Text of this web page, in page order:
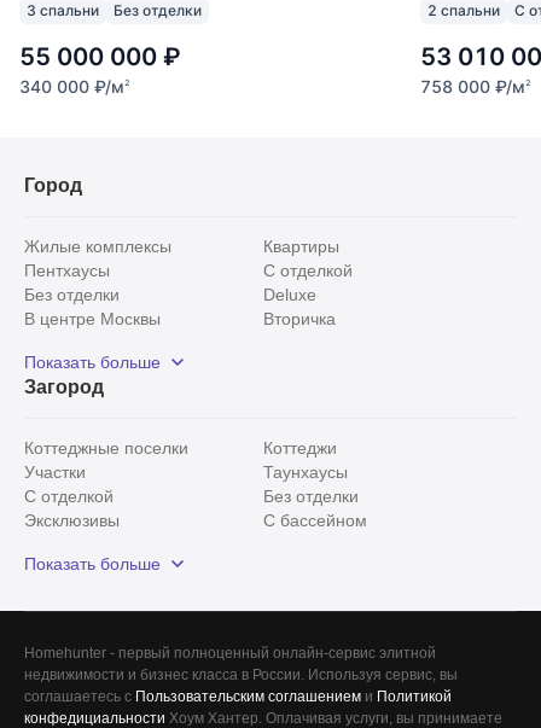
3 спальни Без отделки
55 000 000 ₽
340 000 ₽/м2
2 спальни С
53 010
758 000 ₽/м2
Город
Жилые комплексы
Квартиры
Пентхаусы
С отделкой
Без отделки
Deluxe
В центре Москвы
Вторичка
Рядом с парком
С панорамными окнами
Показать больше
Загород
Коттеджные поселки
Коттеджи
Участки
Таунхаусы
С отделкой
Без отделки
Эксклюзивы
С бассейном
Красногорский район
Показать больше
Homehunter - первый полноценный онлайн-сервис элитной
недвижимости и бизнес класса в России. Используя сервис, вы
соглашаетесь с Пользовательским соглашением и Политикой
конфедициальности Хоум Хантер. Оплачивая услуги, вы принимаете
Все
Сегодня